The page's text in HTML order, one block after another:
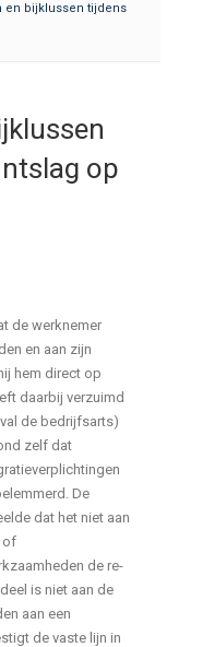
en bijklussen tijdens
op
de werknemer
en aan zijn
hem direct op
daarbij verzuimd
de bedrijfsarts)
zelf dat
De
dat het niet aan
of
de re-
is niet aan de
aan een
de vaste lijn in